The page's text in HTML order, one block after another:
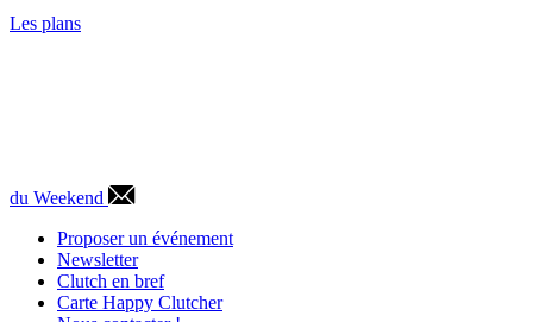
Les plans
du Weekend
Proposer un événement
Newsletter
Clutch en bref
Carte Happy Clutcher